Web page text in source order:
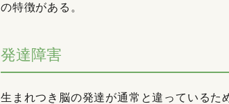
の特徴がある。
発達障害
生まれつき脳の発達が通常と違っているた